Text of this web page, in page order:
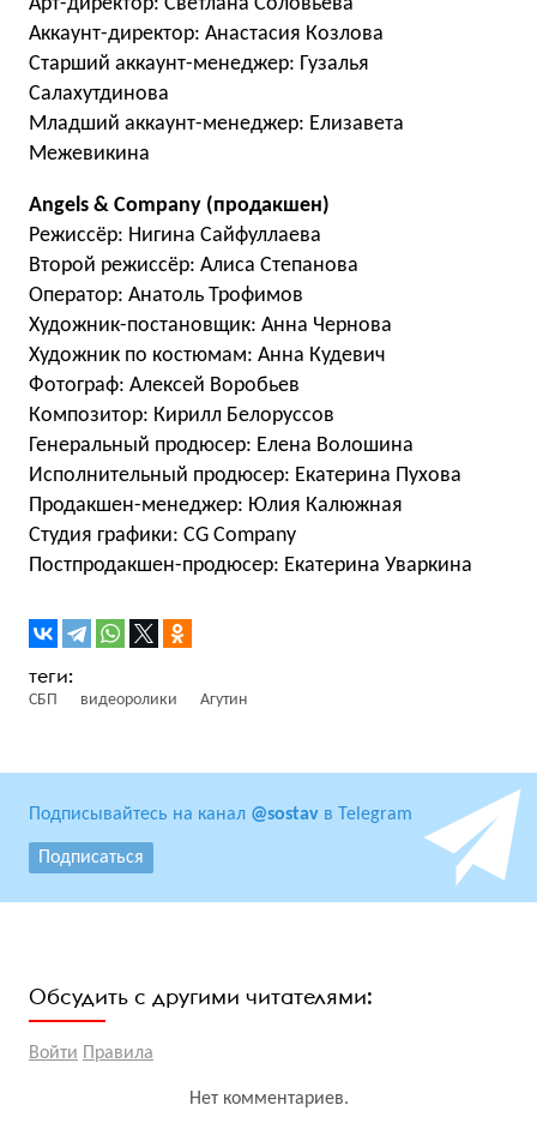
Аккаунт-директор: Анастасия Козлова
Старший аккаунт-менеджер: Гузалья
Салахутдинова
Младший аккаунт-менеджер: Елизавета
Межевикина
Angels & Company (продакшен)
Режиссёр: Нигина Сайфуллаева
Второй режиссёр: Алиса Степанова
Оператор: Анатоль Трофимов
Художник-постановщик: Анна Чернова
Художник по костюмам: Анна Кудевич
Фотограф: Алексей Воробьев
Композитор: Кирилл Белоруссов
Генеральный продюсер: Елена Волошина
Исполнительный продюсер: Екатерина Пухова
Продакшен-менеджер: Юлия Калюжная
Студия графики: CG Company
Постпродакшен-продюсер: Екатерина Уваркина
СБП видеоролики Агутин
Подписывайтесь на канал @sostav в Telegram
Подписаться
Обсудить с другими читателями:
Войти Правила
Нет комментариев.